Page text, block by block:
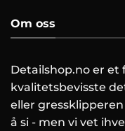
Om oss
Detailshop.no er et
kvalitetsbevisste
eller
å si - men vi vet